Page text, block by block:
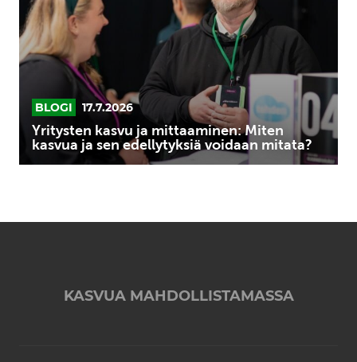
Miten
kasvua
ja
sen
edellytyksiä
voidaan
mitata?
BLOGI 17.7.2026
Yritysten kasvu ja mittaaminen: Miten
kasvua ja sen edellytyksiä voidaan mitata?
KASVUA MAHDOLLISTAMASSA